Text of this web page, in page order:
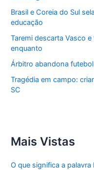
Brasil e Coreia do Sul
educação
Taremi descarta Vasco
enquanto
Árbitro abandona
Tragédia em campo:
SC
Mais Vistas
O que significa a palavra